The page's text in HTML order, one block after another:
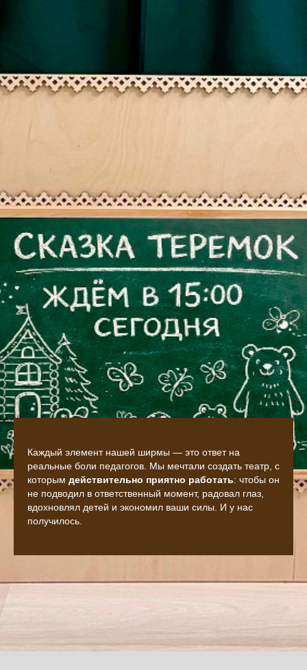
Каждый элемент нашей ширмы — это ответ на
реальные боли педагогов. Мы мечтали создать театр, с
которым действительно приятно работать: чтобы он
не подводил в ответственный момент, радовал глаз,
вдохновлял детей и экономил ваши силы. И у нас
получилось.